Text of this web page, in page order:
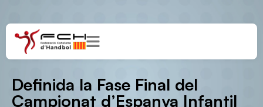
Definida la Fase Final del
Campionat d’Espanya Infantil